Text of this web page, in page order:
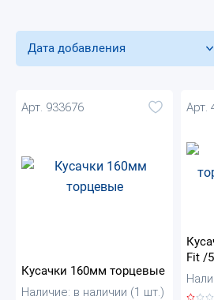
Дата добавления
Арт. 933676
Кусачки 160мм торцевые
Наличие: в наличии (1 шт.)
Арт.
Fit /